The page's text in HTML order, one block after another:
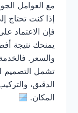
مع العوامل
إذا كنت تحتاج
فإن الاعتماد
يمنحك نتيجة
والسعر.
تشمل التصميم
الدقيق،
المكان.